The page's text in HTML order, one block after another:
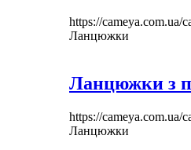
https://cameya.com.ua/
Ланцюжки
Ланцюжки з
https://cameya.com.ua/
Ланцюжки